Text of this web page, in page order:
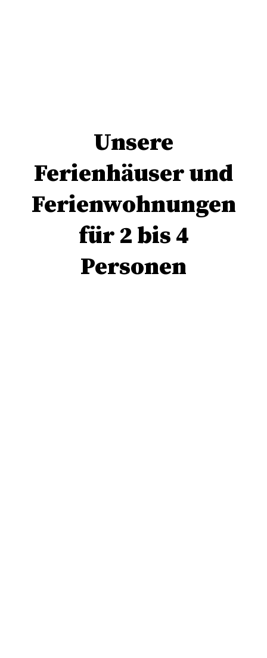
Unsere
Ferienhäuser und
Ferienwohnungen
für 2 bis 4
Personen